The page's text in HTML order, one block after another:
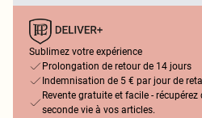
Sublimez votre expérience
Prolongation de retour de 14 jours
Indemnisation de 5 € par jour de
Revente gratuite et facile -
seconde vie à vos articles.